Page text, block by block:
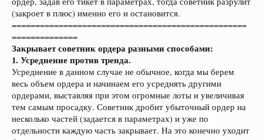
(закроет в плюс) именно его и остановится.
==================================================
==============
Закрывает советник ордера разными способами:
1. Усреднение против тренда.
Усреднение в данном случае не обычное, когда мы берем
весь объем ордера и начинаем его усреднять другими
ордерами, выставляя при этом огромные лоты и увеличивая
тем самым просадку. Советник дробит убыточный ордер на
несколько частей (задается в параметрах) и уже по
отдельности каждую часть закрывает. На это конечно уходит